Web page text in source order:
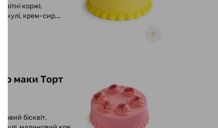
коржі,
кулі, крем-сир,
маки Торт
бісквіт,